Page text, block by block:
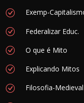
Exemp-
Federalizar Educ.
O que é Mito
Explicando Mitos
Filosofia-Medieval